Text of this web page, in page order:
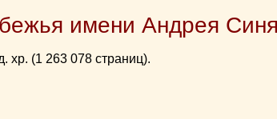
имени Андрея
хр. (1 263 078 страниц).